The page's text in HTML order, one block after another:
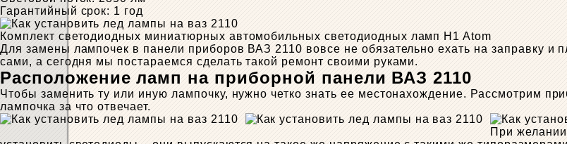
Гарантийный срок: 1 год
Комплект светодиодных миниатюрных автомобильных светодиодных ламп H1 Atom
Для замены лампочек в панели приборов ВАЗ 2110 вовсе не обязательно ехать на заправку и
сами, а сегодня мы постараемся сделать такой ремонт своими руками.
Расположение ламп на приборной панели ВАЗ 2110
Чтобы заменить ту или иную лампочку, нужно четко знать ее местонахождение. Рассмотрим
лампочка за что отвечает.
При